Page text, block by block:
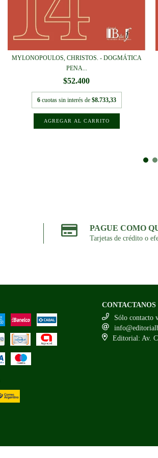
MYLONOPOULOS, CHRISTOS. - DOGMÁTICA
PENA...
$52.400
6 cuotas sin interés de $8.733,33
PAGUE COMO
Tarjetas de crédito o
CONTACTANOS
Sólo contacto
Editorial: Av.